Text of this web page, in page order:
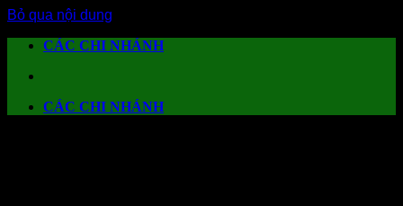
Bỏ qua nội dung
CÁC CHI NHÁNH
CÁC CHI NHÁNH